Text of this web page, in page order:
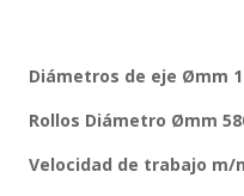
Diámetros de eje Ømm
Rollos Diámetro Ømm
Velocidad de trabajo m/